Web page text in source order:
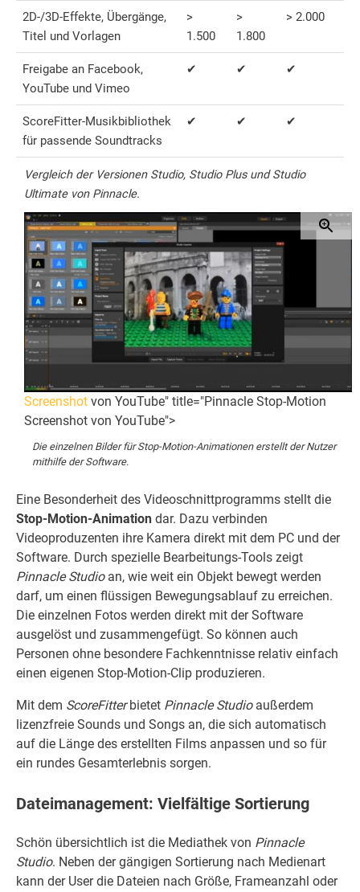
2D-/3D-Effekte, Übergänge,
Titel und Vorlagen
>
1.500
>
1.800
> 2.000
Freigabe an Facebook,
YouTube und Vimeo
✔ ✔ ✔
ScoreFitter-Musikbibliothek
für passende Soundtracks
✔ ✔ ✔
Vergleich der Versionen Studio, Studio Plus und Studio
Ultimate von Pinnacle.
Screenshot von YouTube" title="Pinnacle Stop-Motion
Screenshot von YouTube">
Die einzelnen Bilder für Stop-Motion-Animationen erstellt der Nutzer
mithilfe der Software.
Eine Besonderheit des Videoschnittprogramms stellt die
Stop-Motion-Animation dar. Dazu verbinden
Videoproduzenten ihre Kamera direkt mit dem PC und der
Software. Durch spezielle Bearbeitungs-Tools zeigt
Pinnacle Studioan, wie weit ein Objekt bewegt werden
darf, um einen flüssigen Bewegungsablauf zu erreichen.
Die einzelnen Fotos werden direkt mit der Software
ausgelöst und zusammengefügt. So können auch
Personen ohne besondere Fachkenntnisse relativ einfach
einen eigenen Stop-Motion-Clip produzieren.
Mit dem ScoreFitterbietet Pinnacle Studioaußerdem
lizenzfreie Sounds und Songs an, die sich automatisch
auf die Länge des erstellten Films anpassen und so für
ein rundes Gesamterlebnis sorgen.
Dateimanagement: Vielfältige Sortierung
Schön übersichtlich ist die Mediathek von Pinnacle
Studio. Neben der gängigen Sortierung nach Medienart
kann der User die Dateien nach Größe, Frameanzahl oder